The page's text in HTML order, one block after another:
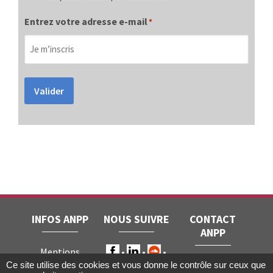
Entrez votre adresse e-mail*
Valider
INFOS ANPP
Mentions
légales RGPD
NOUS SUIVRE
CONTACT
ANPP
ANPP • 22, rue
Ce site utilise des cookies et vous donne le contrôle sur ceux que